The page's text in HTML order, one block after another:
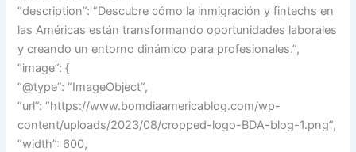
“description”: “Descubre cómo la inmigración y fintechs en
las Américas están transformando oportunidades laborales
y creando un entorno dinámico para profesionales.”,
“image”: {
“@type”: “ImageObject”,
“url”: “https://www.bomdiaamericablog.com/wp-
content/uploads/2023/08/cropped-logo-BDA-blog-1.png”,
“width”: 600,